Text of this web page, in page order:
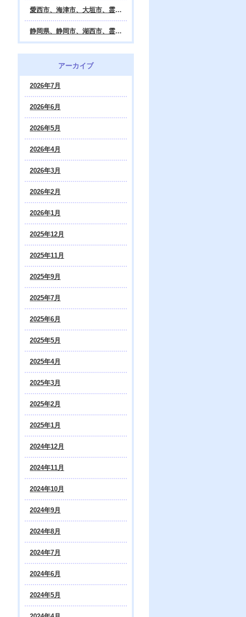
愛西市、海津市、大垣市、霊視鑑定 天龍・占いの館 Dahlia、対面・電話・オンライン鑑定、遠隔 除霊 口コミ、浄霊、交霊、祈祷、御祓い、四柱推命、姓名判断・九星気学・易・タロット・手相・数秘術・動物占い・姓名学・命運鑑定、開運、不安・苦痛・恐怖、悩み相談、スピリチュアルカウンセラー、ヒーリング、霊能力者、霊媒師、天龍知裕著、幸せを求めて、天の神様 VS 地獄の神様、宇宙の真理で未来は希望の光、この世で天国 あの世で天国、天龍知裕ブログ。
静岡県、静岡市、湖西市、霊視鑑定 天龍・占いの館 Dahlia、対面・電話・オンライン鑑定、除霊、霊視鑑定、遠隔 除霊 口コミ、浄霊、交霊、祈祷、御祓い、四柱推命、姓名判断・九星気学・易・タロット・手相・数秘術・動物占い・姓名学・命運鑑定、開運、不安・苦痛・恐怖、悩み相談、スピリチュアルカウンセラー、ヒーリング、霊気治療、霊能力者、霊媒師、天龍知裕著、幸せを求めて、天の神様 VS 地獄の神様、宇宙の真理で未来は希望の光、この世で天国 あの世で天国、天龍知裕ブログ。
アーカイブ
2026年7月
2026年6月
2026年5月
2026年4月
2026年3月
2026年2月
2026年1月
2025年12月
2025年11月
2025年9月
2025年7月
2025年6月
2025年5月
2025年4月
2025年3月
2025年2月
2025年1月
2024年12月
2024年11月
2024年10月
2024年9月
2024年8月
2024年7月
2024年6月
2024年5月